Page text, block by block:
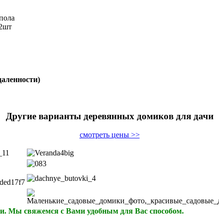
Другие варианты деревянных домиков для дачи
смотреть цены >>
Мы свяжемся с Вами удобным для Вас способом.